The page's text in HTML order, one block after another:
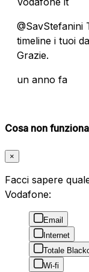
@SavStefanini
timeline i tuoi
Grazie.
un anno fa
Cosa non
×
Facci sapere
Vodafone:
Email
Internet
Totale
Wi-fi